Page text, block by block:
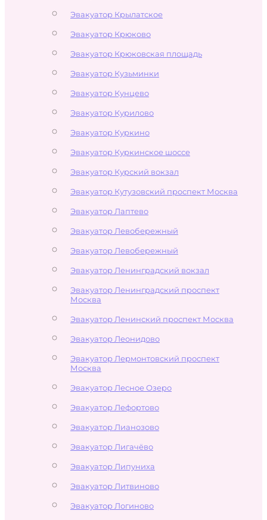
Эвакуатор Крылатское
Эвакуатор Крюково
Эвакуатор Крюковская площадь
Эвакуатор Кузьминки
Эвакуатор Кунцево
Эвакуатор Курилово
Эвакуатор Куркино
Эвакуатор Куркинское шоссе
Эвакуатор Курский вокзал
Эвакуатор Кутузовский проспект Москва
Эвакуатор Лаптево
Эвакуатор Левобережный
Эвакуатор Левобережный
Эвакуатор Ленинградский вокзал
Эвакуатор Ленинградский проспект
Москва
Эвакуатор Ленинский проспект Москва
Эвакуатор Леонидово
Эвакуатор Лермонтовский проспект
Москва
Эвакуатор Лесное Озеро
Эвакуатор Лефортово
Эвакуатор Лианозово
Эвакуатор Лигачёво
Эвакуатор Липуниха
Эвакуатор Литвиново
Эвакуатор Логиново